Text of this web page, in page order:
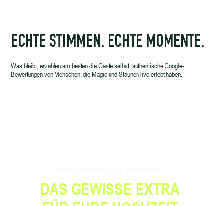
ECHTE STIMMEN. ECHTE MOMENTE.
Was bleibt, erzählen am besten die Gäste selbst: authentische Google-
Bewertungen von Menschen, die Magie und Staunen live erlebt haben.
DAS GEWISSE EXTRA